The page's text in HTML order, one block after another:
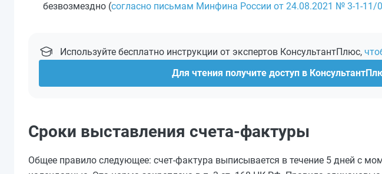
безвозмездно (согласно письмам Минфина России от 24.08.2021 № 3-1-11/
Используйте бесплатно инструкции от экспертов КонсультантПлюс,
Для чтения получите доступ в
Сроки выставления счета-фактуры
Общее правило следующее: счет-фактура выписывается в течение 5 дней с